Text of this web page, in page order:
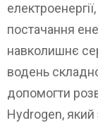
постачання
навколишнє
водень
допомогти
Hydrogen, який